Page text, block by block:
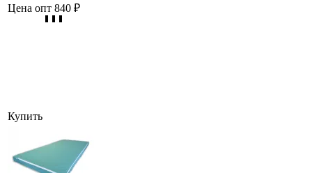
Цена опт 840 ₽
Купить